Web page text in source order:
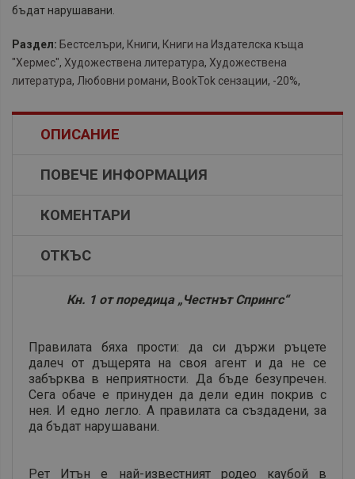
бъдат нарушавани.
Раздел: Бестселъри, Книги, Книги на Издателска къща
"Хермес", Художествена литература, Художествена
литература, Любовни романи, BookTok сензации, -20%,
ОПИСАНИЕ
ПОВЕЧЕ ИНФОРМАЦИЯ
КОМЕНТАРИ
ОТКЪС
Кн. 1 от поредица „Честнът Спрингс“
Правилата бяха прости: да си държи ръцете
далеч от дъщерята на своя агент и да не се
забърква в неприятности. Да бъде безупречен.
Сега обаче е принуден да дели един покрив с
нея. И едно легло. А правилата са създадени, за
да бъдат нарушавани.
Рет Итън е най-известният родео каубой в